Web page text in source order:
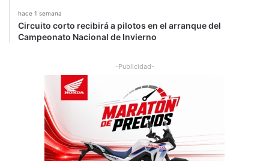
hace 1 semana
Circuito corto recibirá a pilotos en el arranque del
Campeonato Nacional de Invierno
-Publicidad-